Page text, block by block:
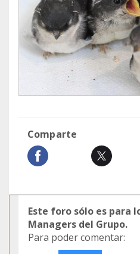
Comparte
Este foro sólo es para
Managers del Grupo.
Para poder comentar: